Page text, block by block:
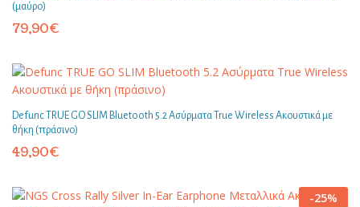
(μαύρο)
79,90€
Defunc TRUE GO SLIM Bluetooth 5.2 Ασύρματα True Wireless Ακουστικά με
θήκη (πράσινο)
49,90€
-25%